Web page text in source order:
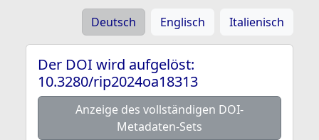
Deutsch Englisch Italienisch
Der DOI wird aufgelöst:
10.3280/rip2024oa18313
Anzeige des vollständigen DOI-
Metadaten-Sets